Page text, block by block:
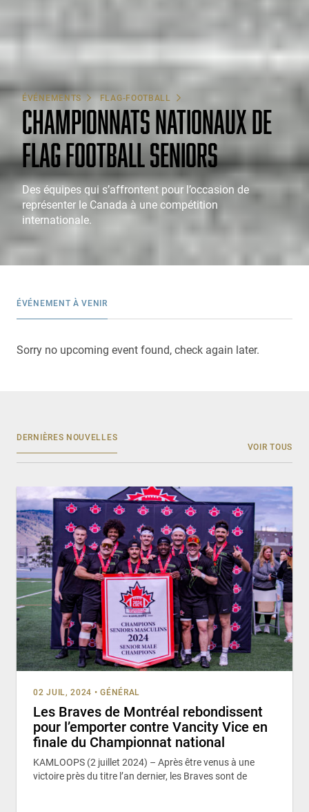
ÉVÉNEMENTS FLAG-FOOTBALL
CHAMPIONNATS NATIONAUX DE
FLAG FOOTBALL SENIORS
Des équipes qui s’affrontent pour l’occasion de
représenter le Canada à une compétition
internationale.
ÉVÉNEMENT À VENIR
Sorry no upcoming event found, check again later.
DERNIÈRES NOUVELLES
VOIR TOUS
02 JUIL, 2024 • GÉNÉRAL
Les Braves de Montréal rebondissent
pour l’emporter contre Vancity Vice en
finale du Championnat national
KAMLOOPS (2 juillet 2024) – Après être venus à une
victoire près du titre l’an dernier, les Braves sont de